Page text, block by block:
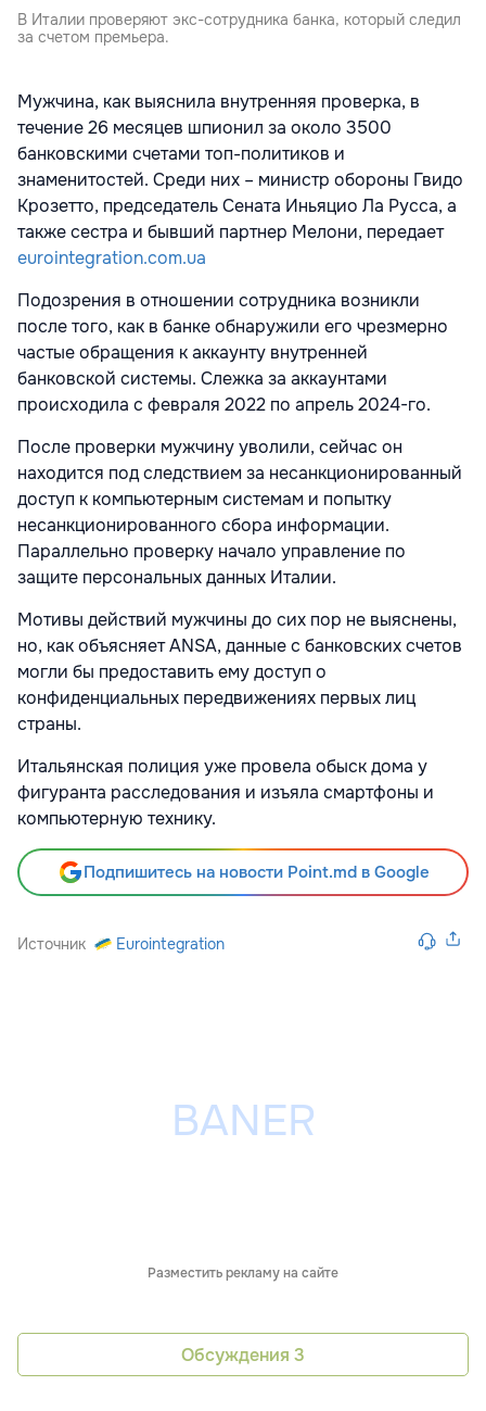
В Италии проверяют экс-сотрудника банка, который следил
за счетом премьера.
Мужчина, как выяснила внутренняя проверка, в
течение 26 месяцев шпионил за около 3500
банковскими счетами топ-политиков и
знаменитостей. Среди них – министр обороны Гвидо
Крозетто, председатель Сената Иньяцио Ла Русса, а
также сестра и бывший партнер Мелони, передает
eurointegration.com.ua
Подозрения в отношении сотрудника возникли
после того, как в банке обнаружили его чрезмерно
частые обращения к аккаунту внутренней
банковской системы. Слежка за аккаунтами
происходила с февраля 2022 по апрель 2024-го.
После проверки мужчину уволили, сейчас он
находится под следствием за несанкционированный
доступ к компьютерным системам и попытку
несанкционированного сбора информации.
Параллельно проверку начало управление по
защите персональных данных Италии.
Мотивы действий мужчины до сих пор не выяснены,
но, как объясняет ANSA, данные с банковских счетов
могли бы предоставить ему доступ о
конфиденциальных передвижениях первых лиц
страны.
Итальянская полиция уже провела обыск дома у
фигуранта расследования и изъяла смартфоны и
компьютерную технику.
Подпишитесь на новости Point.md в Google
Источник Eurointegration
Разместить рекламу на сайте
Обсуждения 3